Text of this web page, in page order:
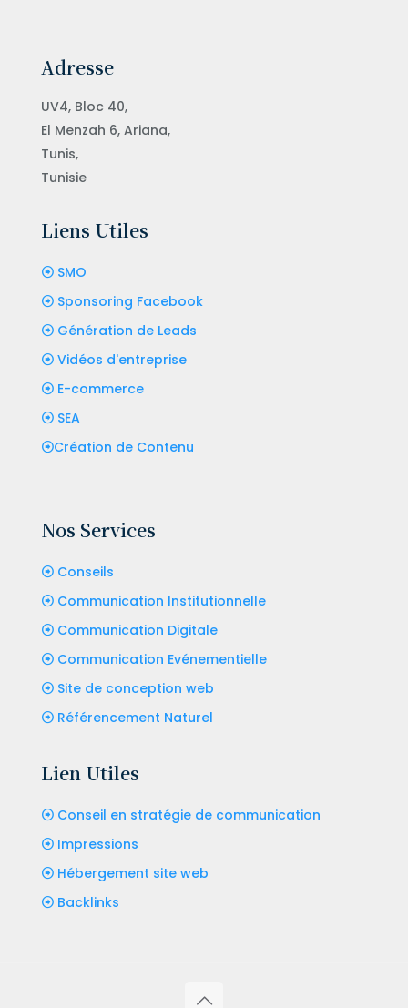
Adresse
UV4, Bloc 40,
El Menzah 6, Ariana,
Tunis,
Tunisie
Liens Utiles
SMO
Sponsoring Facebook
Génération de Leads
Vidéos d'entreprise
E-commerce
SEA
Création de Contenu
Nos Services
Conseils
Communication Institutionnelle
Communication Digitale
Communication Evénementielle
Site de conception web
Référencement Naturel
Lien Utiles
Conseil en stratégie de communication
Impressions
Hébergement site web
Backlinks